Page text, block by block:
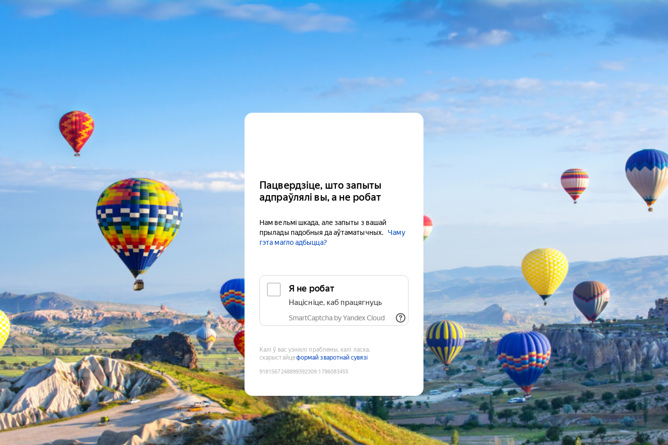
Пацвердзіце, што запыты
адпраўлялі вы, а не робат
Нам вельмі шкада, але запыты з вашай
прылады падобныя да аўтаматычных.
Чаму
гэта магло адбыцца?
Я не робат
Націсніце, каб працягнуць
SmartCaptcha by Yandex Cloud
Калі ў вас узніклі праблемы, калі ласка,
скарыстайцеформай зваротнай сувязі
9181567248899392309:1786083455